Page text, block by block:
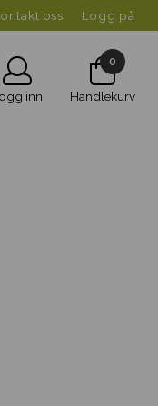
oss Logg på
inn
0
Handlekurv